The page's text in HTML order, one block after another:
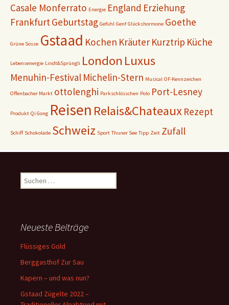
Casale Monferrato Energie England Erziehung
FrankfurtGeburtstag Gefühl Genf Glückshormone Goethe
Grüne Sosse Gstaad Kochen Kräuter Kurztrip Küche
Lebensenergie Lindt&Sprüngli London Luxus
Menuhin-Festival Michelin-Stern Musical OF-Kennzeichen
Offenbacher Markt ottolenghi Parkschlösschen Polo Port-Lesney
Produkt Qi Gong Reisen Relais&Chateaux Rezept
Schiff Schokolade Schweiz Sport Thuner See Tipp Zeit Zufall
Suchen
nach:
Neueste Beiträge
Flüssiges Gold
Berggasthof Zur Sau
Kapern – und was nun?
Gstaad Zügelte 2022 –